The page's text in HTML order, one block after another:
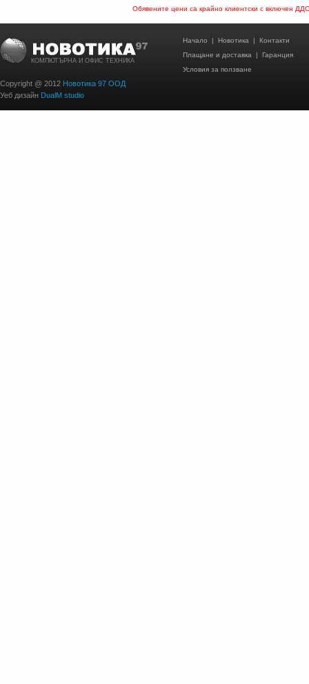
Обявените цени са крайно клиентски с включен ДДС
КОМПЮТЪРНА И ОФИС ТЕХНИКА
Copyright @ 2012 Новотика 97 ООД
Уеб дизайн DualM studio
Начало | Новотика | Контакти
Плащане и доставка | Гаранция
Условия за ползване